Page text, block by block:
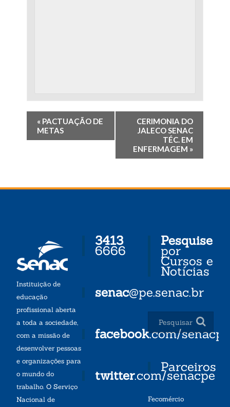
« PACTUAÇÃO DE
METAS
CERIMONIA DO
JALECO SENAC
TÉC. EM
ENFERMAGEM »
Instituição de
educação
profissional aberta
a toda a sociedade,
com a missão de
desenvolver pessoas
e organizações para
o mundo do
trabalho. O Serviço
Nacional de
3413
6666
senac@pe.senac.br
facebook.com/senacpe
twitter.com/senacpe
Pesquise
por
Cursos e
Notícias
Parceiros
Fecomércio